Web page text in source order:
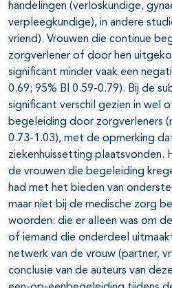
handelingen (verloskundige,
verpleegkundige), in andere
vriend). Vrouwen die continue
zorgverlener of door hen
significant minder vaak een
0.69; 95% BI 0.59-0.79). Bij de
significant verschil gezien in wel
begeleiding door zorgverleners
0.73-1.03), met de opmerking
ziekenhuissetting plaatsvonden.
de vrouwen die begeleiding
had met het bieden van
maar niet bij de medische zorg
woorden: die er alleen was om
of iemand die onderdeel
netwerk van de vrouw (partner,
conclusie van de auteurs van